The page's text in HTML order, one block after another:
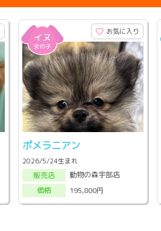
お気に入り
ポメラニアン
2026/5/24生まれ
販売店
動物の森宇部店
価格
195,800円